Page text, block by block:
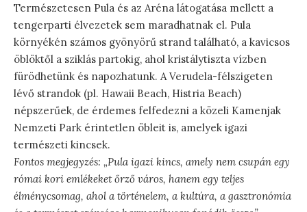
Természetesen Pula és az Aréna látogatása mellett a
tengerparti élvezetek sem maradhatnak el. Pula
környékén számos gyönyörű strand található, a kavicsos
öblöktől a sziklás partokig, ahol kristálytiszta vízben
fürödhetünk és napozhatunk. A Verudela-félszigeten
lévő strandok (pl. Hawaii Beach, Histria Beach)
népszerűek, de érdemes felfedezni a közeli Kamenjak
Nemzeti Park érintetlen öbleit is, amelyek igazi
természeti kincsek.
Fontos megjegyzés: „Pula igazi kincs, amely nem csupán egy
római kori emlékeket őrző város, hanem egy teljes
élménycsomag, ahol a történelem, a kultúra, a gasztronómia